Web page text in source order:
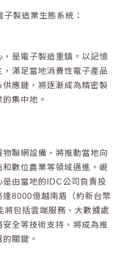
製造業生態系統：
是電子製造重鎮。 以記憶
滿足當地消費性電子產品
應鏈，將逐漸成為精密製
集中地。
物聯網設備 ，將推動當地向
數位農業等領域邁進。峴
由當地的IDC公司負責投
達8000億越南盾（約新台幣
將包括雲端服務、大數據處
全等技術支持，將成為推
關鍵。